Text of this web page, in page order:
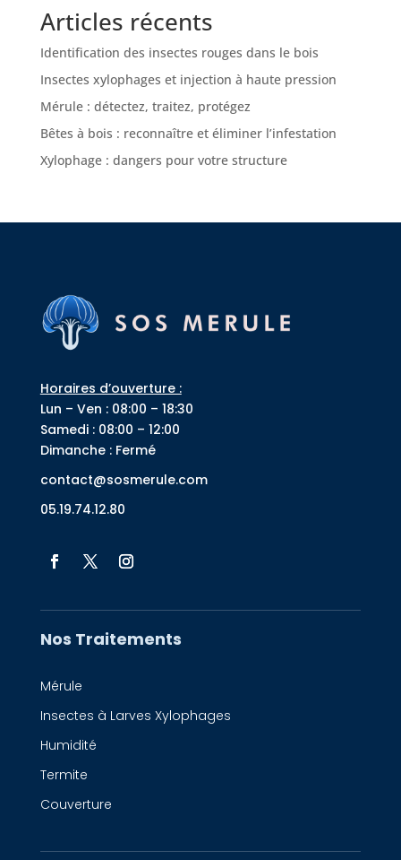
Articles récents
Identification des insectes rouges dans le bois
Insectes xylophages et injection à haute pression
Mérule : détectez, traitez, protégez
Bêtes à bois : reconnaître et éliminer l’infestation
Xylophage : dangers pour votre structure
Horaires d’ouverture :
Lun – Ven : 08:00 – 18:30
Samedi : 08:00 – 12:00
Dimanche : Fermé
contact@sosmerule.com
05.19.74.12.80
Nos Traitements
Mérule
Insectes à Larves Xylophages
Humidité
Termite
Couverture